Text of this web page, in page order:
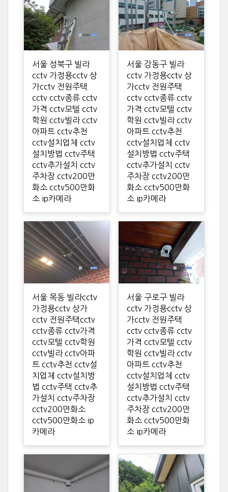
서울 성북구 빌라
cctv 가정용cctv 상
가cctv 전원주택
cctv cctv종류 cctv
가격 cctv모텔 cctv
학원 cctv빌라 cctv
아파트 cctv추천
cctv설치업체 cctv
설치방법 cctv주택
cctv추가설치 cctv
주차장 cctv200만
화소 cctv500만화
소 ip카메라
서울 강동구 빌라
cctv 가정용cctv 상
가cctv 전원주택
cctv cctv종류 cctv
가격 cctv모텔 cctv
학원 cctv빌라 cctv
아파트 cctv추천
cctv설치업체 cctv
설치방법 cctv주택
cctv추가설치 cctv
주차장 cctv200만
화소 cctv500만화
소 ip카메라
서울 목동 빌라cctv
가정용cctv 상가
cctv 전원주택cctv
cctv종류 cctv가격
cctv모텔 cctv학원
cctv빌라 cctv아파
트 cctv추천 cctv설
치업체 cctv설치방
법 cctv주택 cctv추
가설치 cctv주차장
cctv200만화소
cctv500만화소 ip
카메라
서울 구로구 빌라
cctv 가정용cctv 상
가cctv 전원주택
cctv cctv종류 cctv
가격 cctv모텔 cctv
학원 cctv빌라 cctv
아파트 cctv추천
cctv설치업체 cctv
설치방법 cctv주택
cctv추가설치 cctv
주차장 cctv200만
화소 cctv500만화
소 ip카메라